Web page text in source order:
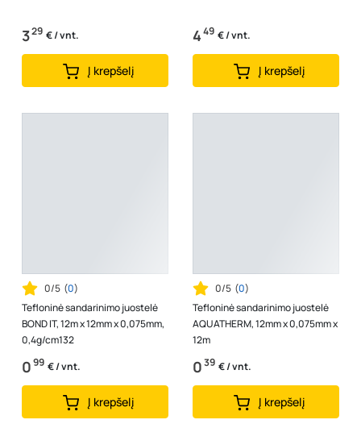
329 € / vnt.
Į krepšelį
449 € / vnt.
Į krepšelį
0/5 (0)
Tefloninė sandarinimo juostelė
BOND IT, 12m x 12mm x 0,075mm,
0,4g/cm132
099 € / vnt.
Į krepšelį
0/5 (0)
Tefloninė sandarinimo juostelė
AQUATHERM, 12mm x 0,075mm x
12m
039 € / vnt.
Į krepšelį